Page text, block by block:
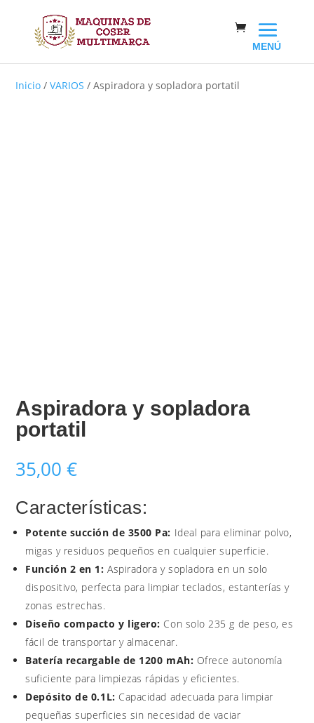
Inicio /VARIOS / Aspiradora y sopladora portatil
Aspiradora y sopladora
portatil
35,00€
Características:
Potente succión de 3500 Pa: Ideal para eliminar polvo,
migas y residuos pequeños en cualquier superficie.
Función 2 en 1: Aspiradora y sopladora en un solo
dispositivo, perfecta para limpiar teclados, estanterías y
zonas estrechas.
Diseño compacto y ligero: Con solo 235 g de peso, es
fácil de transportar y almacenar.
Batería recargable de 1200 mAh: Ofrece autonomía
suficiente para limpiezas rápidas y eficientes.
Depósito de 0.1L: Capacidad adecuada para limpiar
pequeñas superficies sin necesidad de vaciar